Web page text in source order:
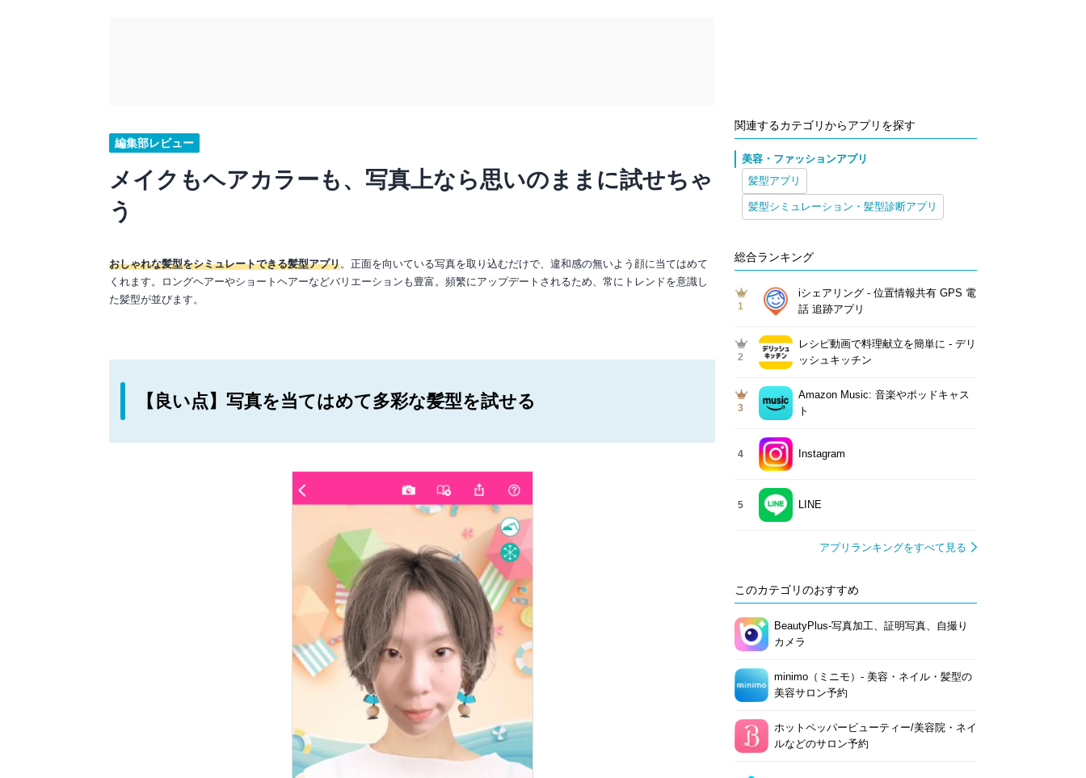
編集部レビュー
メイクもヘアカラーも、写真上なら思いのままに試せちゃ
う
おしゃれな髪型をシミュレートできる髪型アプリ。正面を向いている写真を取り込むだけで、違和感の無いよう顔に当てはめて
くれます。ロングヘアーやショートヘアーなどバリエーションも豊富。頻繁にアップデートされるため、常にトレンドを意識し
た髪型が並びます。
【良い点】写真を当てはめて多彩な髪型を試せる
関連するカテゴリからアプリを探す
美容・ファッションアプリ
髪型アプリ
髪型シミュレーション・髪型診断アプリ
総合ランキング
1
iシェアリング - 位置情報共有 GPS 電
話 追跡アプリ
2
レシピ動画で料理献立を簡単‪に - デリ
ッシュキッチン
3
Amazon Music: 音楽やポッドキャス
ト
4 Instagram
5 LINE
アプリランキングをすべて見る
このカテゴリのおすすめ
BeautyPlus-写真加工、証明写真、自撮り
カメラ
minimo（ミニモ）- 美容・ネイル・髪型の
美容サロン予約
ホットペッパービューティー/美容院・ネイ
ルなどのサロン予約